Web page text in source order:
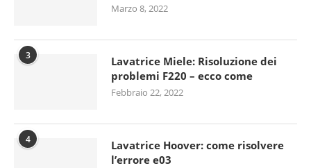
Marzo 8, 2022
3
Lavatrice Miele: Risoluzione dei
problemi F220 – ecco come
Febbraio 22, 2022
4
Lavatrice Hoover: come risolvere
l’errore e03